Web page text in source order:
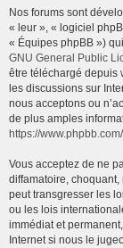
Nos forums sont
« leur », « logiciel
« Équipes phpBB »)
GNU General Public
être téléchargé depuis
les discussions sur
nous acceptons ou
de plus amples
https://www.phpbb.com/
Vous acceptez de ne
diffamatoire,
peut transgresser les
ou les lois
immédiat et
Internet si nous le